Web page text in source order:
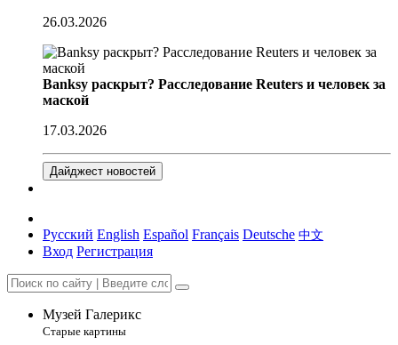
26.03.2026
Banksy раскрыт? Расследование Reuters и человек за
маской
17.03.2026
Дайджест новостей
Русский English Español Français Deutsche 中文
Вход Регистрация
Музей Галерикс
Старые картины